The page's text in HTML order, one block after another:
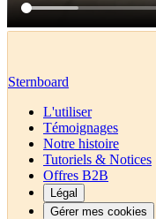
Sternboard
L'utiliser
Témoignages
Notre histoire
Tutoriels & Notices
Offres B2B
Légal
Gérer mes cookies